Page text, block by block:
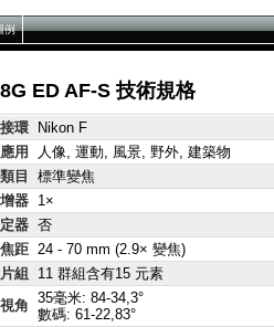
例
ED AF-S 技術規格
環
Nikon F
應用
人像, 運動, 風景, 野外, 建築物
類目
標準變焦
器 1×
器 否
焦距 24 - 70 mm (2.9× 變焦)
組
11 群組含有15 元素
視角 35毫米: 84-34,3°
數碼: 61-22,83°